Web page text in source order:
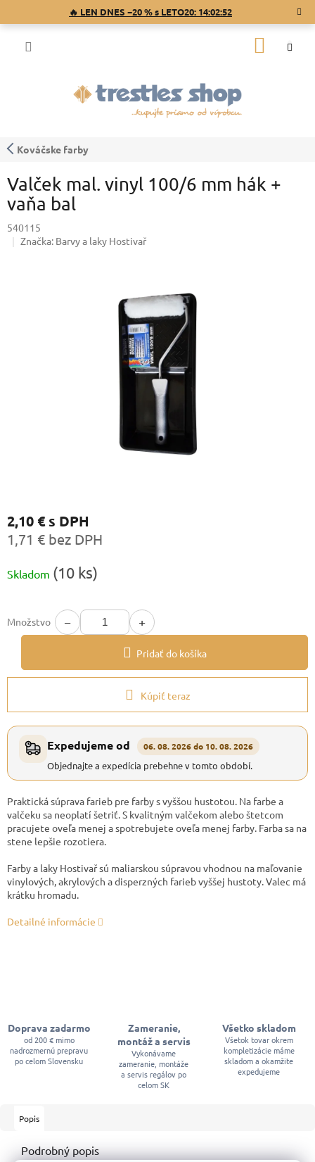
🔥 LEN DNES −20 % s LETO20: 14:02:52
Kováčske farby
Valček mal. vinyl 100/6 mm hák +
vaňa bal
540115
Značka: Barvy a laky Hostivař
2,10 €s DPH
1,71 € bez DPH
cena:
Skladom (10 ks)
Množstvo − +
Pridať do košíka
Kúpiť teraz
Expedujeme od 06. 08. 2026 do 10. 08. 2026
Objednajte a expedícia prebehne v tomto období.
Praktická súprava farieb pre farby s vyššou hustotou. Na farbe a
valčeku sa neoplatí šetriť. S kvalitným valčekom alebo štetcom
pracujete oveľa menej a spotrebujete oveľa menej farby. Farba sa na
stene lepšie rozotiera.
Farby a laky Hostivař sú maliarskou súpravou vhodnou na maľovanie
vinylových, akrylových a disperzných farieb vyššej hustoty. Valec má
krátku hromadu.
Detailné informácie
Doprava zadarmo
od 200 € mimo
nadrozmernú prepravu
po celom Slovensku
Zameranie,
montáž a servis
Vykonávame
zameranie, montáže
a servis regálov po
celom SK
Všetko skladom
Všetok tovar okrem
kompletizácie máme
skladom a okamžite
expedujeme
Popis
Podrobný popis